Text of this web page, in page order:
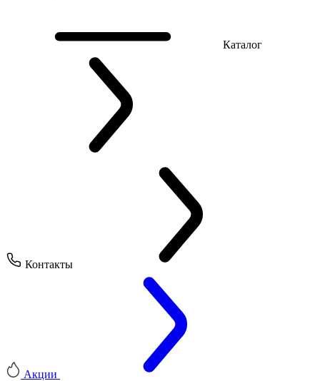
Каталог
Контакты
Акции